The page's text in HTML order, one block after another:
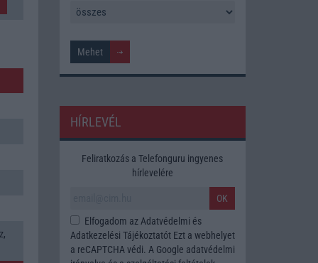
HÍRLEVÉL
Feliratkozás a Telefonguru ingyenes
hírlevelére
OK
Elfogadom az Adatvédelmi és
Adatkezelési TájékoztatótEzt a webhelyet
a reCAPTCHA védi. A Google adatvédelmi